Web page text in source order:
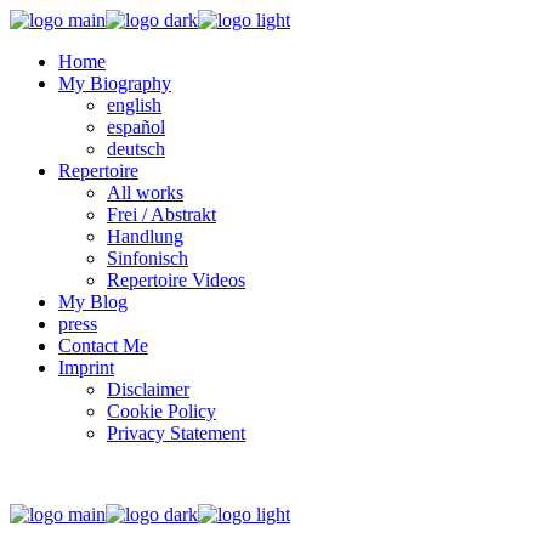
Home
My Biography
english
español
deutsch
Repertoire
All works
Frei / Abstrakt
Handlung
Sinfonisch
Repertoire Videos
My Blog
press
Contact Me
Imprint
Disclaimer
Cookie Policy
Privacy Statement